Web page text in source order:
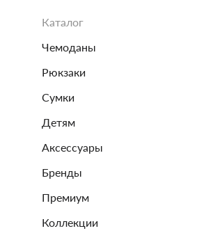
Каталог
Чемоданы
Рюкзаки
Сумки
Детям
Аксессуары
Бренды
Премиум
Коллекции